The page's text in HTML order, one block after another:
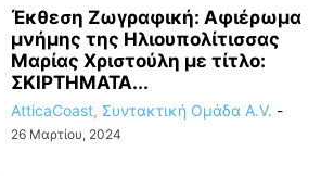
Έκθεση Ζωγραφική: Αφιέρωμα
μνήμης της Ηλιουπολίτισσας
Μαρίας Χριστούλη με τίτλο:
ΣΚΙΡΤΗΜΑΤΑ...
AtticaCoast, Συντακτική Ομάδα A.V. -
26 Μαρτίου, 2024